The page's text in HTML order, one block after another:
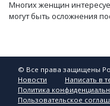
Многих женщин
могут быть осложнения
© Все права защищены
Новости
Написать в
Политика
Пользовательское